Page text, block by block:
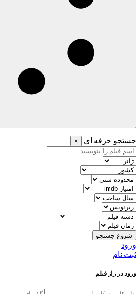
جستجو حرفه ای ×
شروع جستجو
ورود
ثبت نام
ورود در راز فیلم